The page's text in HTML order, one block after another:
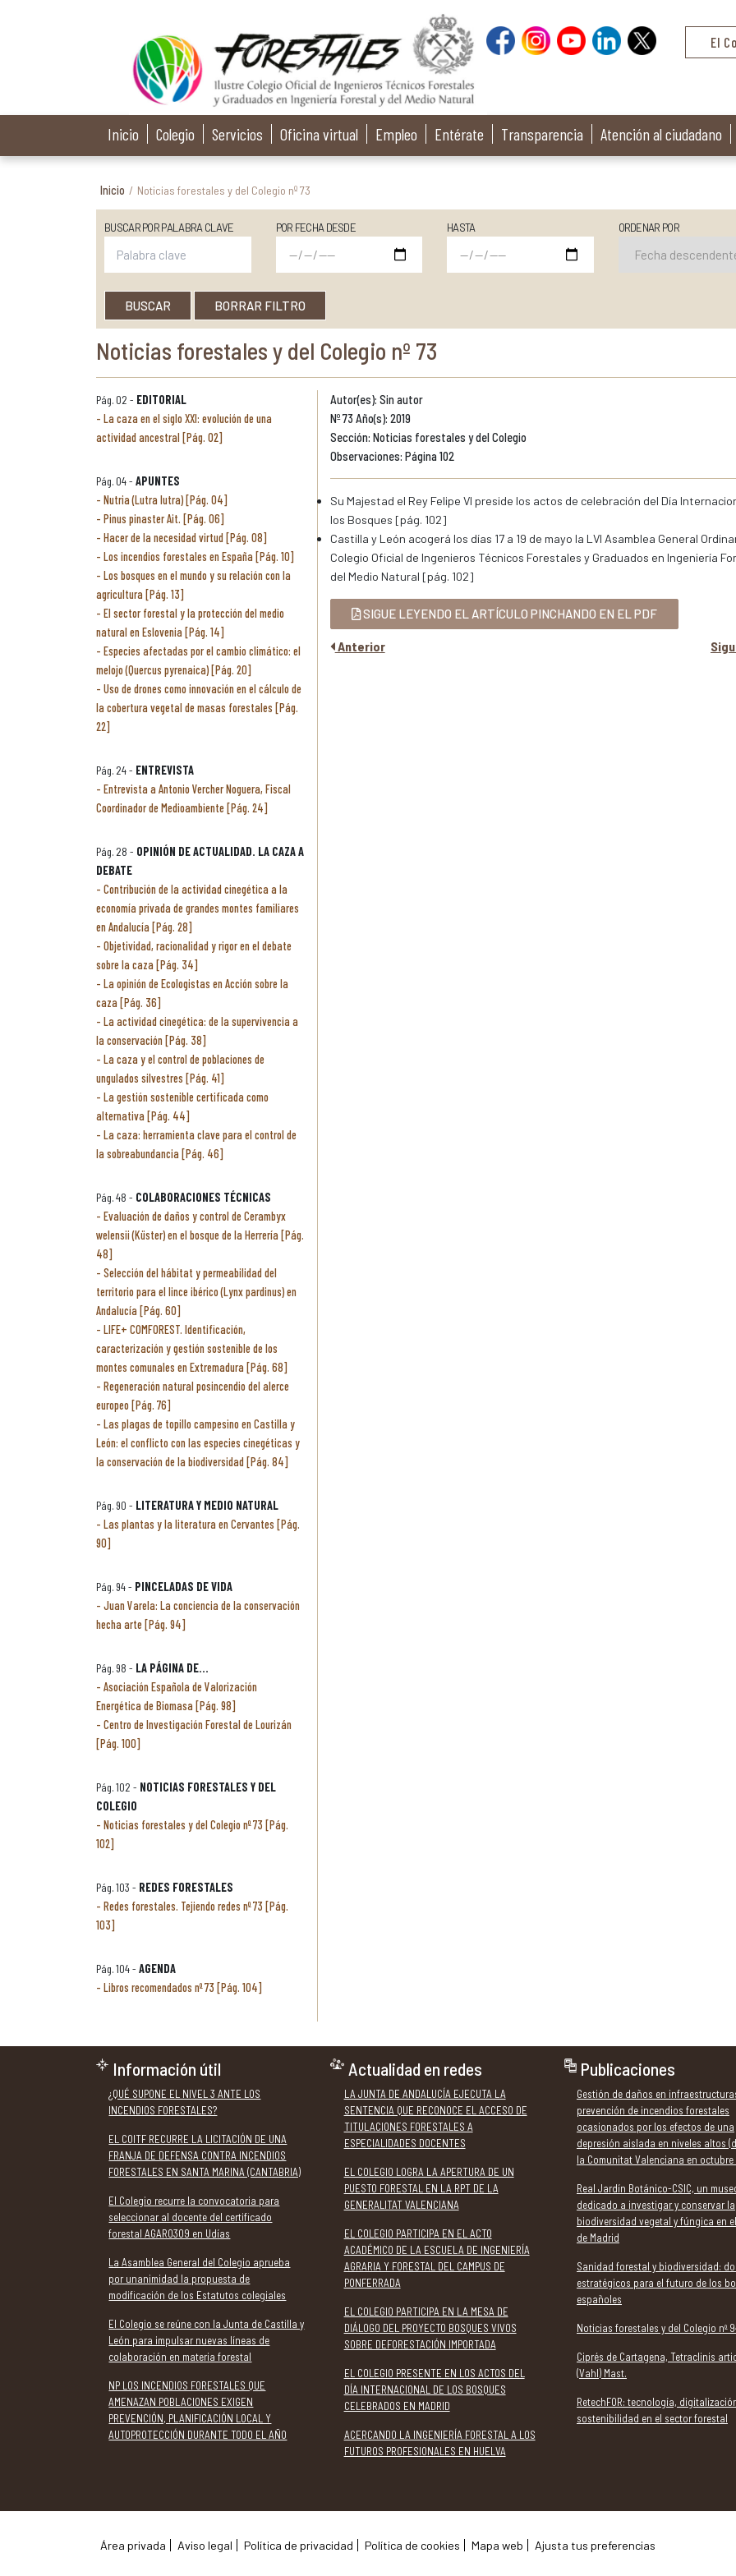
El
Inicio Colegio Servicios Oficina virtual Empleo Entérate Transparencia Atención al ciudadano
Inicio / Noticias forestales y del Colegio nº 73
BUSCAR POR PALABRA CLAVE POR FECHA DESDE HASTA ORDENAR POR
BUSCAR BORRAR FILTRO
Noticias forestales y del Colegio nº 73
Pág. 02 - EDITORIAL
La caza en el siglo XXI: evolución de una
actividad ancestral [Pág. 02]
Pág. 04 - APUNTES
Nutria (Lutra lutra) [Pág. 04]
Pinus pinaster Ait. [Pág. 06]
Hacer de la necesidad virtud [Pág. 08]
Los incendios forestales en España [Pág. 10]
Los bosques en el mundo y su relación con la
agricultura [Pág. 13]
El sector forestal y la protección del medio
natural en Eslovenia [Pág. 14]
Especies afectadas por el cambio climático: el
melojo (Quercus pyrenaica) [Pág. 20]
Uso de drones como innovación en el cálculo de
la cobertura vegetal de masas forestales [Pág.
22]
Pág. 24 - ENTREVISTA
Entrevista a Antonio Vercher Noguera, Fiscal
Coordinador de Medioambiente [Pág. 24]
Pág. 28 - OPINIÓN DE ACTUALIDAD. LA CAZA A
DEBATE
Contribución de la actividad cinegética a la
economía privada de grandes montes familiares
en Andalucía [Pág. 28]
Objetividad, racionalidad y rigor en el debate
sobre la caza [Pág. 34]
La opinión de Ecologistas en Acción sobre la
caza [Pág. 36]
La actividad cinegética: de la supervivencia a
la conservación [Pág. 38]
La caza y el control de poblaciones de
ungulados silvestres [Pág. 41]
La gestión sostenible certificada como
alternativa [Pág. 44]
La caza: herramienta clave para el control de
la sobreabundancia [Pág. 46]
Pág. 48 - COLABORACIONES TÉCNICAS
Evaluación de daños y control de Cerambyx
welensii (Küster) en el bosque de la Herrería [Pág.
48]
Selección del hábitat y permeabilidad del
territorio para el lince ibérico (Lynx pardinus) en
Andalucía [Pág. 60]
LIFE+ COMFOREST. Identificación,
caracterización y gestión sostenible de los
montes comunales en Extremadura [Pág. 68]
Regeneración natural posincendio del alerce
europeo [Pág. 76]
Las plagas de topillo campesino en Castilla y
León: el conflicto con las especies cinegéticas y
la conservación de la biodiversidad [Pág. 84]
Pág. 90 - LITERATURA Y MEDIO NATURAL
Las plantas y la literatura en Cervantes [Pág.
90]
Pág. 94 - PINCELADAS DE VIDA
Juan Varela: La conciencia de la conservación
hecha arte [Pág. 94]
Pág. 98 - LA PÁGINA DE...
Asociación Española de Valorización
Energética de Biomasa [Pág. 98]
Centro de Investigación Forestal de Lourizán
[Pág. 100]
Pág. 102 - NOTICIAS FORESTALES Y DEL
COLEGIO
Noticias forestales y del Colegio nº 73 [Pág.
102]
Pág. 103 - REDES FORESTALES
Redes forestales. Tejiendo redes nº 73 [Pág.
103]
Pág. 104 - AGENDA
Libros recomendados nº 73 [Pág. 104]
Autor(es): Sin autor
Nº 73 Año(s): 2019
Sección: Noticias forestales y del Colegio
Observaciones: Página 102
Su Majestad el Rey Felipe VI preside los actos de celebración del Día
los Bosques [pág. 102]
Castilla y León acogerá los días 17 a 19 de mayo la LVI Asamblea General
Colegio Oficial de Ingenieros Técnicos Forestales y Graduados en Ingeniería
del Medio Natural [pág. 102]
SIGUE LEYENDO EL ARTÍCULO PINCHANDO EN EL PDF
Anterior
Información útil
¿QUÉ SUPONE EL NIVEL 3 ANTE LOS
INCENDIOS FORESTALES?
EL COITF RECURRE LA LICITACIÓN DE UNA
FRANJA DE DEFENSA CONTRA INCENDIOS
FORESTALES EN SANTA MARINA (CANTABRIA)
El Colegio recurre la convocatoria para
seleccionar al docente del certificado
forestal AGAR0309 en Udías
La Asamblea General del Colegio aprueba
por unanimidad la propuesta de
modificación de los Estatutos colegiales
El Colegio se reúne con la Junta de Castilla y
León para impulsar nuevas líneas de
colaboración en materia forestal
NP LOS INCENDIOS FORESTALES QUE
AMENAZAN POBLACIONES EXIGEN
PREVENCIÓN, PLANIFICACIÓN LOCAL Y
AUTOPROTECCIÓN DURANTE TODO EL AÑO
Actualidad en redes
LA JUNTA DE ANDALUCÍA EJECUTA LA
SENTENCIA QUE RECONOCE EL ACCESO DE
TITULACIONES FORESTALES A
ESPECIALIDADES DOCENTES
EL COLEGIO LOGRA LA APERTURA DE UN
PUESTO FORESTAL EN LA RPT DE LA
GENERALITAT VALENCIANA
EL COLEGIO PARTICIPA EN EL ACTO
ACADÉMICO DE LA ESCUELA DE INGENIERÍA
AGRARIA Y FORESTAL DEL CAMPUS DE
PONFERRADA
EL COLEGIO PARTICIPA EN LA MESA DE
DIÁLOGO DEL PROYECTO BOSQUES VIVOS
SOBRE DEFORESTACIÓN IMPORTADA
EL COLEGIO PRESENTE EN LOS ACTOS DEL
DÍA INTERNACIONAL DE LOS BOSQUES
CELEBRADOS EN MADRID
ACERCANDO LA INGENIERÍA FORESTAL A LOS
FUTUROS PROFESIONALES EN HUELVA
Publicaciones
Gestión de daños en
prevención de incendios forestales
ocasionados por los efectos de una
depresión aislada en niveles altos
la Comunitat Valenciana en octubre
Real Jardín Botánico-CSIC, un
dedicado a investigar y conservar la
biodiversidad vegetal y fúngica en
de Madrid
Sanidad forestal y biodiversidad:
estratégicos para el futuro de los
españoles
Noticias forestales y del Colegio nº
Ciprés de Cartagena, Tetraclinis
(Vahl) Mast.
RetechFOR: tecnología,
sostenibilidad en el sector forestal
Área privada Aviso legal Política de privacidad Política de cookies Mapa web Ajusta tus preferencias